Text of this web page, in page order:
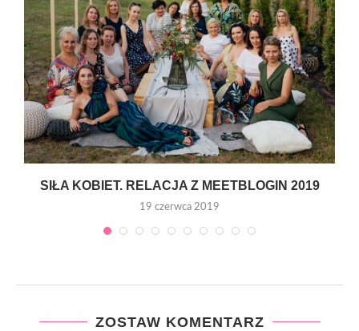
SIŁA KOBIET. RELACJA Z MEETBLOGIN 2019
19 czerwca 2019
ZOSTAW KOMENTARZ